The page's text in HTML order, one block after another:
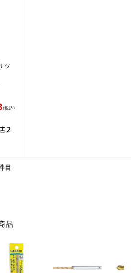
ッ
（税込）
２
目
品